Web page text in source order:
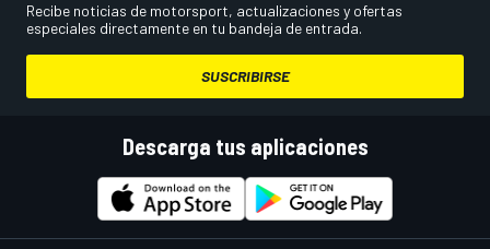
Recibe noticias de motorsport, actualizaciones y ofertas
especiales directamente en tu bandeja de entrada.
SUSCRIBIRSE
Descarga tus aplicaciones